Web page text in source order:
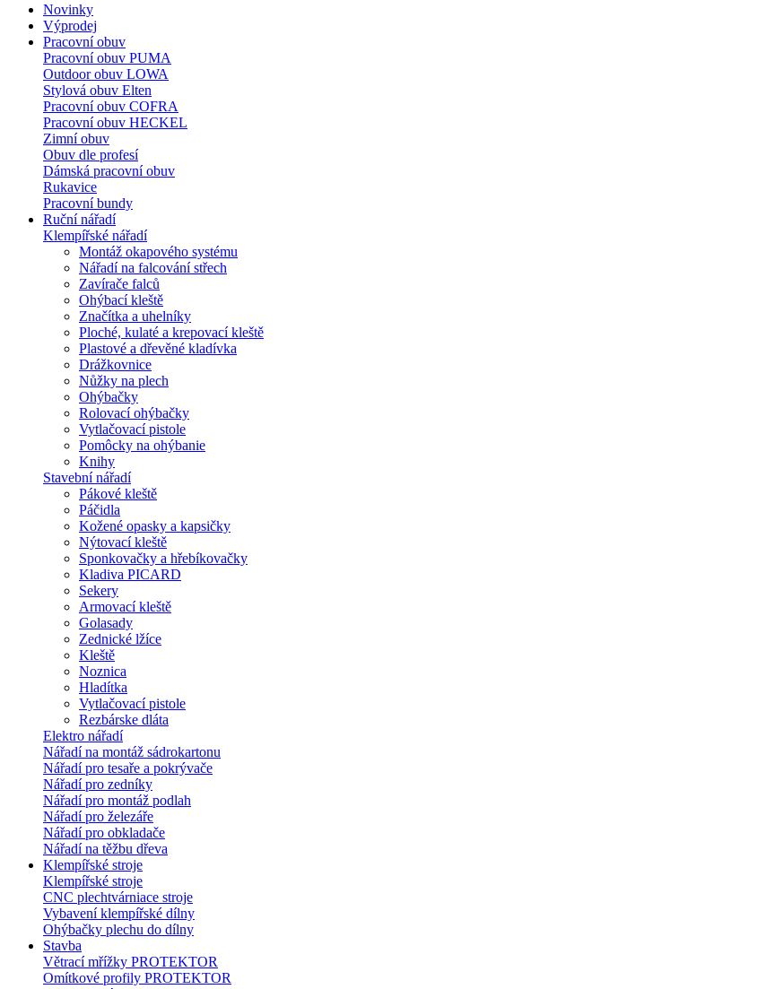
Novinky
Výprodej
Pracovní obuv
Pracovní obuv PUMA
Outdoor obuv LOWA
Stylová obuv Elten
Pracovní obuv COFRA
Pracovní obuv HECKEL
Zimní obuv
Obuv dle profesí
Dámská pracovní obuv
Rukavice
Pracovní bundy
Ruční nářadí
Klempířské nářadí
Montáž okapového systému
Nářadí na falcování střech
Zavírače falců
Ohýbací kleště
Značítka a uhelníky
Ploché, kulaté a krepovací kleště
Plastové a dřevěné kladívka
Drážkovnice
Nůžky na plech
Ohýbačky
Rolovací ohýbačky
Vytlačovací pistole
Pomôcky na ohýbanie
Knihy
Stavební nářadí
Pákové kleště
Páčidla
Kožené opasky a kapsičky
Nýtovací kleště
Sponkovačky a hřebíkovačky
Kladiva PICARD
Sekery
Armovací kleště
Golasady
Zednické lžíce
Kleště
Noznica
Hladítka
Vytlačovací pistole
Rezbárske dláta
Elektro nářadí
Nářadí na montáž sádrokartonu
Nářadí pro tesaře a pokrývače
Nářadí pro zedníky
Nářadí pro montáž podlah
Nářadí pro železáře
Nářadí pro obkladače
Nářadí na těžbu dřeva
Klempířské stroje
Klempířské stroje
CNC plechtvárniace stroje
Vybavení klempířské dílny
Ohýbačky plechu do dílny
Stavba
Větrací mřížky PROTEKTOR
Omítkové profily PROTEKTOR